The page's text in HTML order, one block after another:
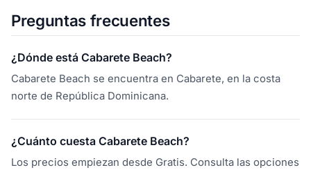
Preguntas frecuentes
¿Dónde está Cabarete Beach?
Cabarete Beach se encuentra en Cabarete, en la costa
norte de República Dominicana.
¿Cuánto cuesta Cabarete Beach?
Los precios empiezan desde Gratis. Consulta las opciones